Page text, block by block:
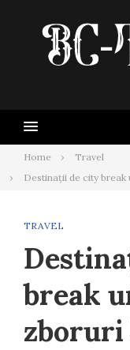
Home
Travel
Destinații de city
TRAVEL
break